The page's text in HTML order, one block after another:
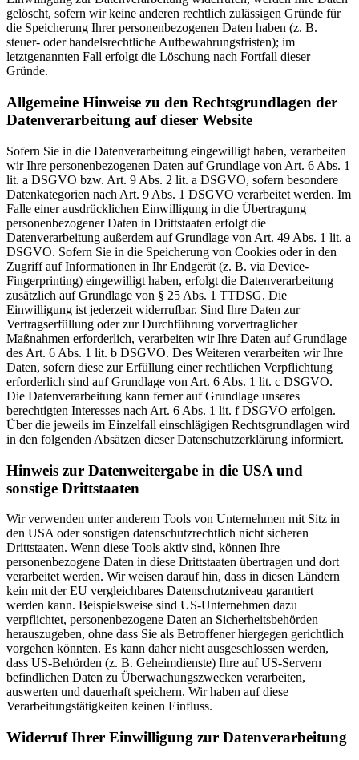
gelöscht, sofern wir keine anderen rechtlich zulässigen Gründe für
die Speicherung Ihrer personenbezogenen Daten haben (z. B.
steuer- oder handelsrechtliche Aufbewahrungsfristen); im
letztgenannten Fall erfolgt die Löschung nach Fortfall dieser
Gründe.
Allgemeine Hinweise zu den Rechtsgrundlagen der
Datenverarbeitung auf dieser Website
Sofern Sie in die Datenverarbeitung eingewilligt haben, verarbeiten
wir Ihre personenbezogenen Daten auf Grundlage von Art. 6 Abs. 1
lit. a DSGVO bzw. Art. 9 Abs. 2 lit. a DSGVO, sofern besondere
Datenkategorien nach Art. 9 Abs. 1 DSGVO verarbeitet werden. Im
Falle einer ausdrücklichen Einwilligung in die Übertragung
personenbezogener Daten in Drittstaaten erfolgt die
Datenverarbeitung außerdem auf Grundlage von Art. 49 Abs. 1 lit. a
DSGVO. Sofern Sie in die Speicherung von Cookies oder in den
Zugriff auf Informationen in Ihr Endgerät (z. B. via Device-
Fingerprinting) eingewilligt haben, erfolgt die Datenverarbeitung
zusätzlich auf Grundlage von § 25 Abs. 1 TTDSG. Die
Einwilligung ist jederzeit widerrufbar. Sind Ihre Daten zur
Vertragserfüllung oder zur Durchführung vorvertraglicher
Maßnahmen erforderlich, verarbeiten wir Ihre Daten auf Grundlage
des Art. 6 Abs. 1 lit. b DSGVO. Des Weiteren verarbeiten wir Ihre
Daten, sofern diese zur Erfüllung einer rechtlichen Verpflichtung
erforderlich sind auf Grundlage von Art. 6 Abs. 1 lit. c DSGVO.
Die Datenverarbeitung kann ferner auf Grundlage unseres
berechtigten Interesses nach Art. 6 Abs. 1 lit. f DSGVO erfolgen.
Über die jeweils im Einzelfall einschlägigen Rechtsgrundlagen wird
in den folgenden Absätzen dieser Datenschutzerklärung informiert.
Hinweis zur Datenweitergabe in die USA und
sonstige Drittstaaten
Wir verwenden unter anderem Tools von Unternehmen mit Sitz in
den USA oder sonstigen datenschutzrechtlich nicht sicheren
Drittstaaten. Wenn diese Tools aktiv sind, können Ihre
personenbezogene Daten in diese Drittstaaten übertragen und dort
verarbeitet werden. Wir weisen darauf hin, dass in diesen Ländern
kein mit der EU vergleichbares Datenschutzniveau garantiert
werden kann. Beispielsweise sind US-Unternehmen dazu
verpflichtet, personenbezogene Daten an Sicherheitsbehörden
herauszugeben, ohne dass Sie als Betroffener hiergegen gerichtlich
vorgehen könnten. Es kann daher nicht ausgeschlossen werden,
dass US-Behörden (z. B. Geheimdienste) Ihre auf US-Servern
befindlichen Daten zu Überwachungszwecken verarbeiten,
auswerten und dauerhaft speichern. Wir haben auf diese
Verarbeitungstätigkeiten keinen Einfluss.
Widerruf Ihrer Einwilligung zur Datenverarbeitung